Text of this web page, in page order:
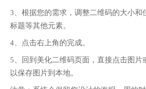
3、根据您的需求，调整二维码的大小和
标题等其他元素。
4、点击右上角的完成。
5、回到美化二维码页面，直接点击图片
以保存图片到本地。